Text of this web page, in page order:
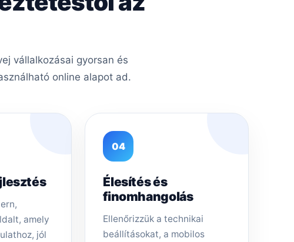
vállalkozásai gyorsan és
online alapot ad.
amely
jól
04
Élesítés és
finomhangolás
Ellenőrizzük a technikai
beállításokat, a mobilos